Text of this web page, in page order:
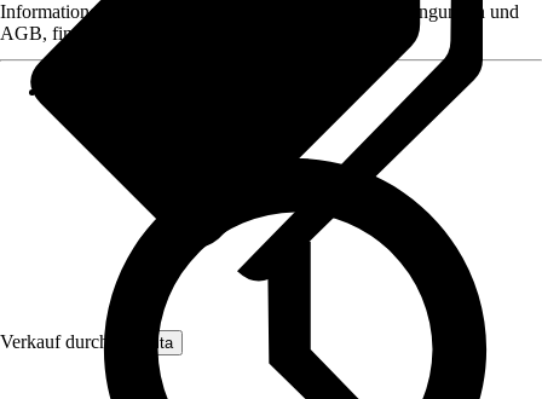
Verkauf durch: Nomita
Informationen des Verkäufers, wie z. B. Rückgabebedingungen und
AGB, finden Sie bei Klick auf den Verkäufernamen.